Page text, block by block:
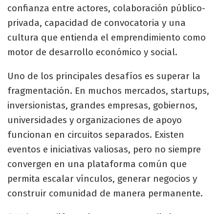
confianza entre actores, colaboración público-
privada, capacidad de convocatoria y una
cultura que entienda el emprendimiento como
motor de desarrollo económico y social.
Uno de los principales desafíos es superar la
fragmentación. En muchos mercados, startups,
inversionistas, grandes empresas, gobiernos,
universidades y organizaciones de apoyo
funcionan en circuitos separados. Existen
eventos e iniciativas valiosas, pero no siempre
convergen en una plataforma común que
permita escalar vínculos, generar negocios y
construir comunidad de manera permanente.